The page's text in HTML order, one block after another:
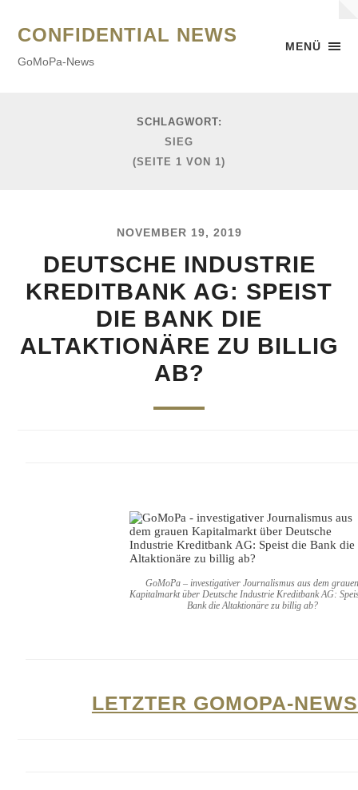
MENÜ
CONFIDENTIAL NEWS
GoMoPa-News
SCHLAGWORT:
SIEG
(SEITE 1 VON 1)
NOVEMBER 19, 2019
DEUTSCHE INDUSTRIE
KREDITBANK AG: SPEIST
DIE BANK DIE
ALTAKTIONÄRE ZU BILLIG
AB?
GoMoPa – investigativer Journalismus aus dem
Kapitalmarkt über Deutsche Industrie Kreditbank AG:
Bank die Altaktionäre zu billig ab?
LETZTER GOMOPA-